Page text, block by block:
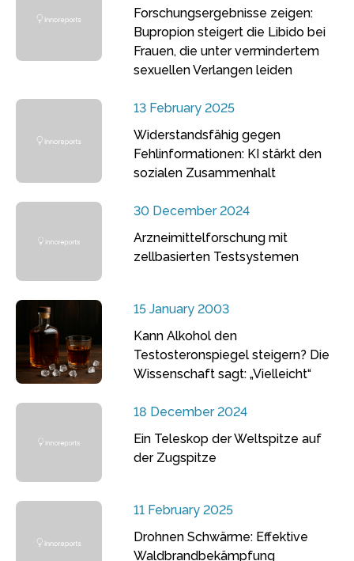
Forschungsergebnisse zeigen:
Bupropion steigert die Libido bei
Frauen, die unter vermindertem
sexuellen Verlangen leiden
13 February 2025
Widerstandsfähig gegen
Fehlinformationen: KI stärkt den
sozialen Zusammenhalt
30 December 2024
Arzneimittelforschung mit
zellbasierten Testsystemen
15 January 2003
Kann Alkohol den
Testosteronspiegel steigern? Die
Wissenschaft sagt: „Vielleicht“
18 December 2024
Ein Teleskop der Weltspitze auf
der Zugspitze
11 February 2025
Drohnen Schwärme: Effektive
Waldbrandbekämpfung